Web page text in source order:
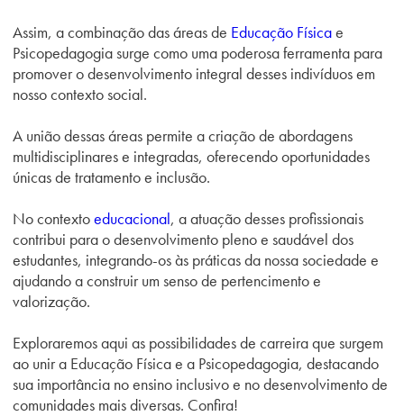
Assim, a combinação das áreas de Educação Físicae
Psicopedagogia surge como uma poderosa ferramenta para
promover o desenvolvimento integral desses indivíduos em
nosso contexto social.
A união dessas áreas permite a criação de abordagens
multidisciplinares e integradas, oferecendo oportunidades
únicas de tratamento e inclusão.
No contextoeducacional, a atuação desses profissionais
contribui para o desenvolvimento pleno e saudável dos
estudantes, integrando-os às práticas da nossa sociedade e
ajudando a construir um senso de pertencimento e
valorização.
Exploraremos aqui as possibilidades de carreira que surgem
ao unir a Educação Física e a Psicopedagogia, destacando
sua importância no ensino inclusivo e no desenvolvimento de
comunidades mais diversas. Confira!